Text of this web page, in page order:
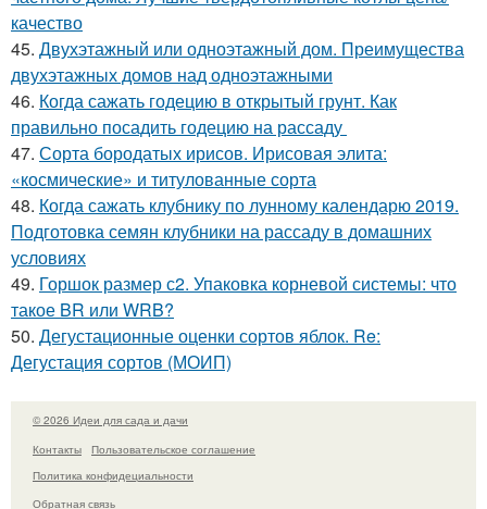
качество
45. Двухэтажный или одноэтажный дом. Преимущества
двухэтажных домов над одноэтажными
46. Когда сажать годецию в открытый грунт. Как
правильно посадить годецию на рассаду
47. Сорта бородатых ирисов. Ирисовая элита:
«космические» и титулованные сорта
48. Когда сажать клубнику по лунному календарю 2019.
Подготовка семян клубники на рассаду в домашних
условиях
49. Горшок размер с2. Упаковка корневой системы: что
такое BR или WRB?
50. Дегустационные оценки сортов яблок. Re:
Дегустация сортов (МОИП)
© 2026 Идеи для сада и дачи
Контакты
Пользовательское соглашение
Политика конфидециальности
Обратная связь